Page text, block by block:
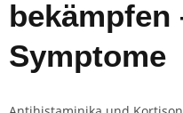
Symptome